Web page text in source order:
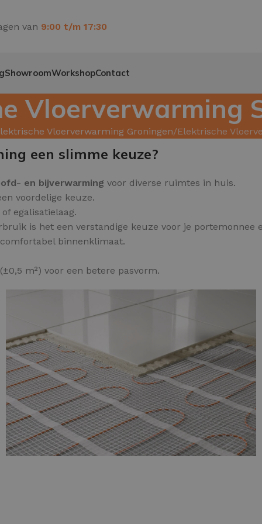
van 9:00 t/m 17:30
ShowroomWorkshopContact
Vloerverwarming
Vloerverwarming Groningen Elektrische
een slimme keuze?
- en bijverwarming voor diverse ruimtes in huis.
voordelige keuze.
egalisatielaag.
is het een verstandige keuze voor je portemonnee
binnenklimaat.
m²) voor een betere pasvorm.